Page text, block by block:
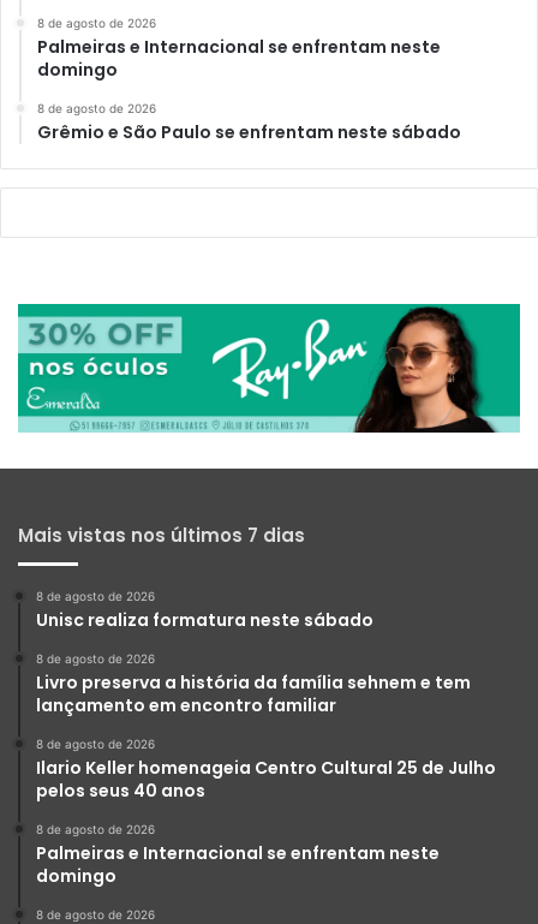
8 de agosto de 2026
Palmeiras e Internacional se enfrentam neste
domingo
8 de agosto de 2026
Grêmio e São Paulo se enfrentam neste sábado
Mais vistas nos últimos 7 dias
8 de agosto de 2026
Unisc realiza formatura neste sábado
8 de agosto de 2026
Livro preserva a história da família sehnem e tem
lançamento em encontro familiar
8 de agosto de 2026
Ilario Keller homenageia Centro Cultural 25 de Julho
pelos seus 40 anos
8 de agosto de 2026
Palmeiras e Internacional se enfrentam neste
domingo
8 de agosto de 2026